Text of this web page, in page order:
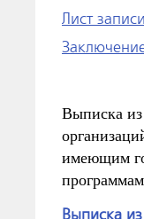
Лист
Выписка из
имеющим
Выписка